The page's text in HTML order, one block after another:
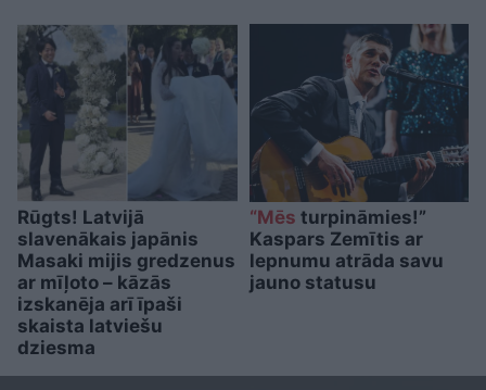
Rūgts! Latvijā
slavenākais japānis
Masaki mijis gredzenus
ar mīļoto – kāzās
izskanēja arī īpaši
skaista latviešu
dziesma
“Mēs turpināmies!”
Kaspars Zemītis ar
lepnumu atrāda savu
jauno statusu